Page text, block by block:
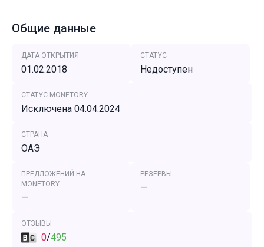
Общие данные
ДАТА ОТКРЫТИЯ
01.02.2018
СТАТУС
Недоступен
СТАТУС MONETORY
Исключена 04.04.2024
СТРАНА
ОАЭ
ПРЕДЛОЖЕНИЙ НА
MONETORY
—
РЕЗЕРВЫ
—
ОТЗЫВЫ
0/495